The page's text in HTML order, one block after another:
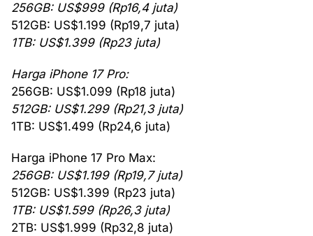
256GB: US$999 (Rp16,4 juta)
512GB: US$1.199 (Rp19,7 juta)
1TB: US$1.399 (Rp23 juta)
Harga iPhone 17 Pro:
256GB: US$1.099 (Rp18 juta)
512GB: US$1.299 (Rp21,3 juta)
1TB: US$1.499 (Rp24,6 juta)
Harga iPhone 17 Pro Max:
256GB: US$1.199 (Rp19,7 juta)
512GB: US$1.399 (Rp23 juta)
1TB: US$1.599 (Rp26,3 juta)
2TB: US$1.999 (Rp32,8 juta)